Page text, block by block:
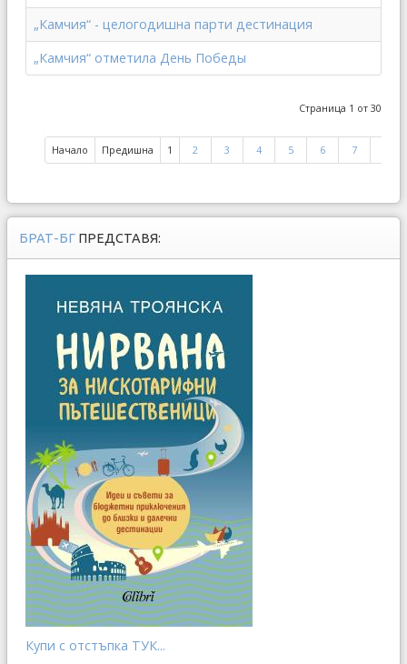
„Камчия“ - целогодишна парти дестинация
„Камчия“ отметила День Победы
Страница 1 от 30
Начало Предишна 1 2 3 4 5 6 7
БРАТ-БГ ПРЕДСТАВЯ:
Купи с отстъпка ТУК...